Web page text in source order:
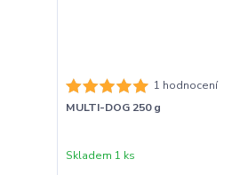
1 hodnocení
MULTI-DOG 250 g
Skladem 1 ks